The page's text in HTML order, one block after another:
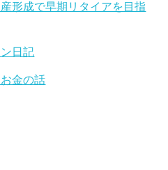
形成で早期リタイアを目指
日記
金の話